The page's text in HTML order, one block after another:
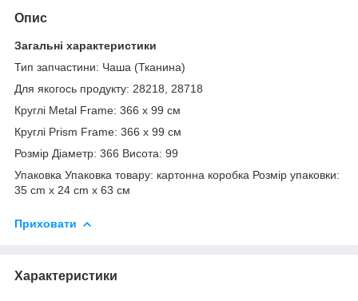
Опис
Загальні характеристики
Тип запчастини: Чаша (Тканина)
Для якогось продукту: 28218, 28718
Круглі Metal Frame: 366 х 99 см
Круглі Prism Frame: 366 х 99 см
Розмір Діаметр: 366 Висота: 99
Упаковка Упаковка товару: картонна коробка Розмір упаковки:
35 cm x 24 cm x 63 см
Приховати
Характеристики